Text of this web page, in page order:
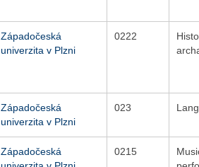
Západočeská
univerzita v Plzni
0222
Západočeská
univerzita v Plzni
023
Západočeská
0215